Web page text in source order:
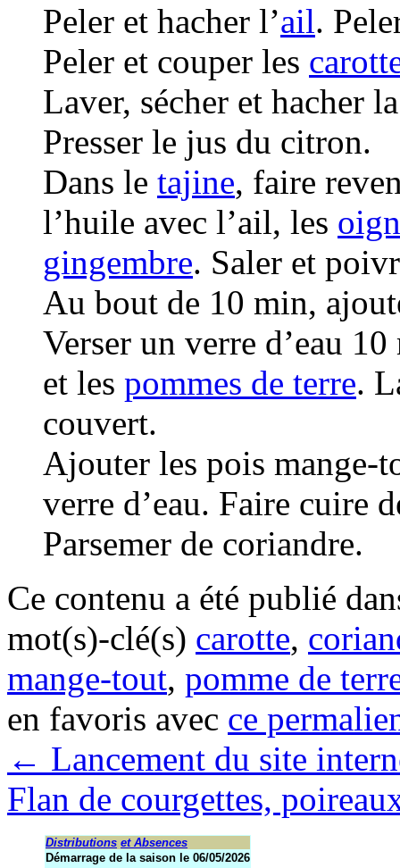
Peler et hacher l’ail.
Peler et couper les
Laver, sécher et hacher
Presser le jus du citron.
Dans le tajine, faire
l’huile avec l’ail, les
gingembre. Saler et
Au bout de 10 min,
Verser un verre d’eau
et les pommes de terre.
couvert.
Ajouter les pois mange-
verre d’eau. Faire cuire
Parsemer de coriandre.
Ce contenu a été publié
mot(s)-clé(s) carotte,
mange-tout, pomme de
en favoris avec ce
← Lancement du site
Flan de courgettes,
Distributions et Absences
Démarrage de la saison le 06/05/2026